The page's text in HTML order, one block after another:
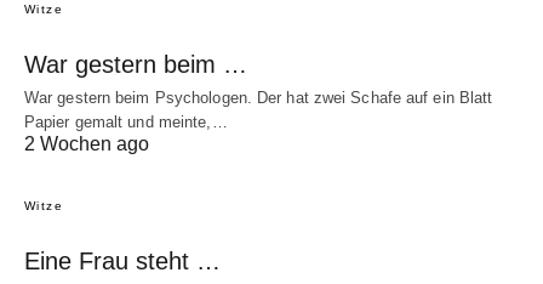
Witze
War gestern beim …
War gestern beim Psychologen. Der hat zwei Schafe auf ein Blatt
Papier gemalt und meinte,…
2 Wochen ago
Witze
Eine Frau steht …